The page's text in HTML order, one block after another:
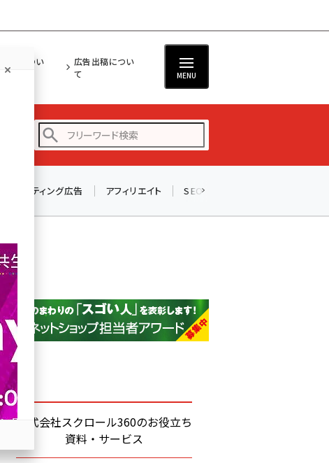
ネッ担につい
広告出稿につい
て
MENU
アスクル (1119)
base (1075)
リスティング広告 アフィリエイト SEO